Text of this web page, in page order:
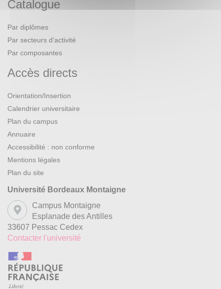
Catalogue
Par diplômes
Par secteurs d’activité
Par composantes
Accès directs
Orientation/Insertion
Calendrier universitaire
Plan du campus
Annuaire
Accessibilité : non conforme
Mentions légales
Plan du site
Université Bordeaux Montaigne
Campus Montaigne
Esplanade des Antilles
33607 Pessac Cedex
Contacter l'université